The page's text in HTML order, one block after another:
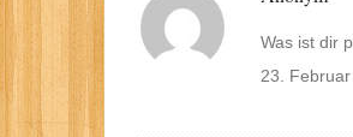
Was ist dir
23. Februar